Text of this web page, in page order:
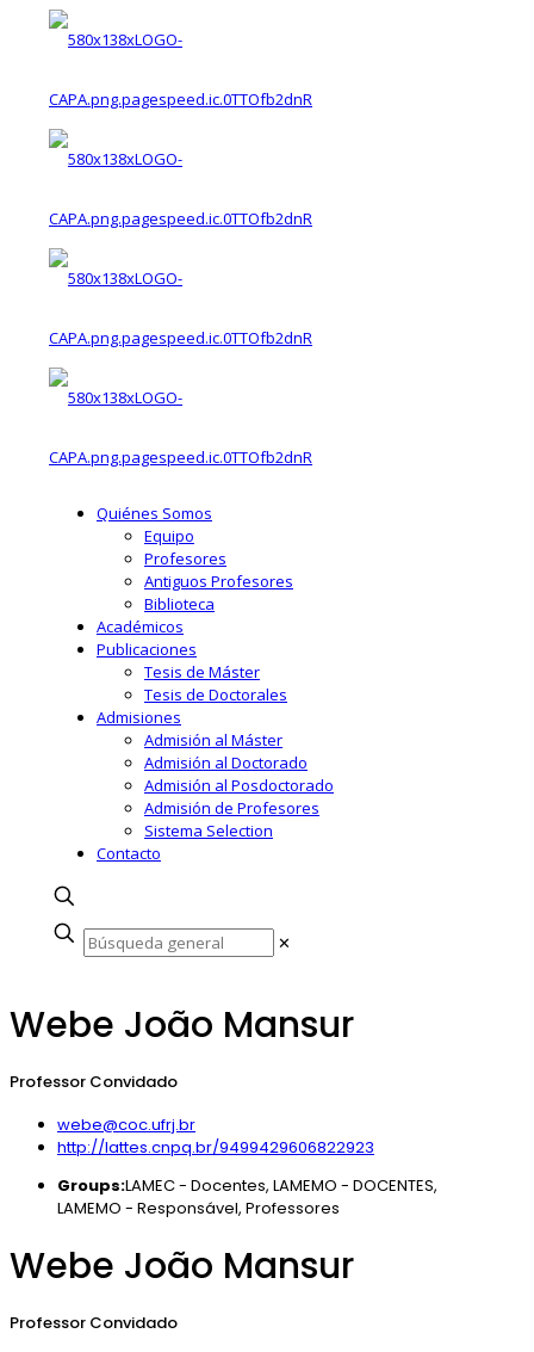
Quiénes Somos
Equipo
Profesores
Antiguos Profesores
Biblioteca
Académicos
Publicaciones
Tesis de Máster
Tesis de Doctorales
Admisiones
Admisión al Máster
Admisión al Doctorado
Admisión al Posdoctorado
Admisión de Profesores
Sistema Selection
Contacto
✕
Webe João Mansur
Professor Convidado
webe@coc.ufrj.br
http://lattes.cnpq.br/9499429606822923
Groups:LAMEC - Docentes, LAMEMO - DOCENTES,
LAMEMO - Responsável, Professores
Webe João Mansur
Professor Convidado